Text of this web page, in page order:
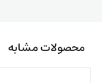
محصولات مشابه